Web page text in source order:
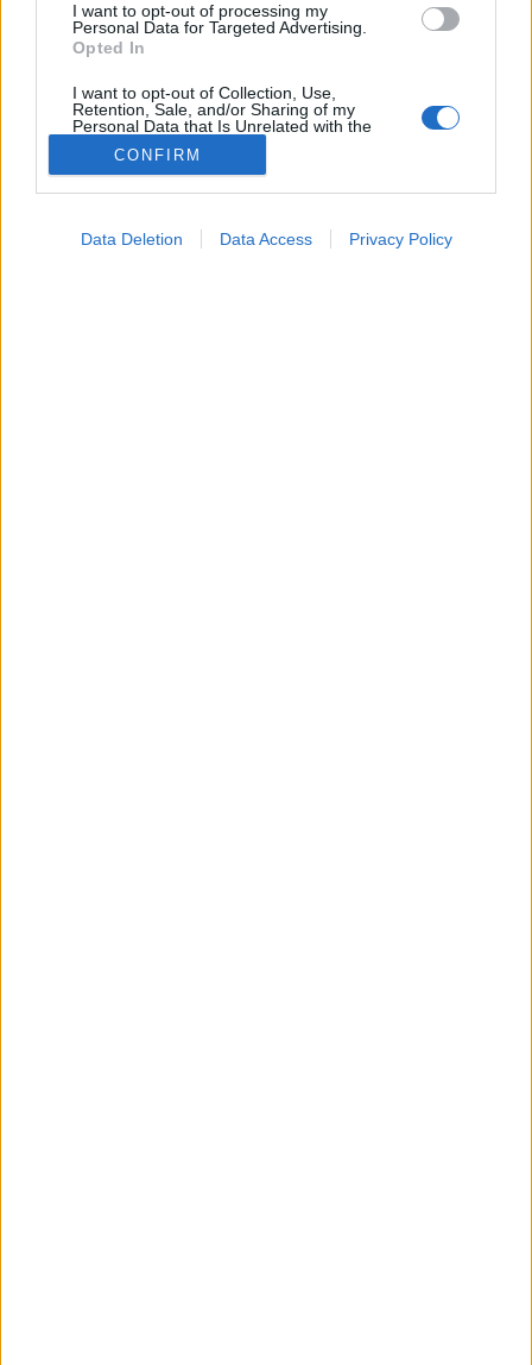
I want to opt-out of processing my
Personal Data for Targeted Advertising.
Opted In
I want to opt-out of Collection, Use,
Retention, Sale, and/or Sharing of my
Personal Data that Is Unrelated with the
Purposes for which it was collected.
Opted Out
CONFIRM
Data Deletion Data Access Privacy Policy